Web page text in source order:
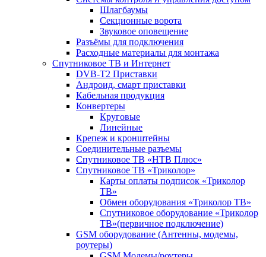
Шлагбаумы
Секционные ворота
Звуковое оповещение
Разъёмы для подключения
Расходные материалы для монтажа
Спутниковое ТВ и Интернет
DVB-Т2 Приставки
Андроид, смарт приставки
Кабельная продукция
Конвертеры
Круговые
Линейные
Крепеж и кронштейны
Соединительные разъемы
Спутниковое ТВ «НТВ Плюс»
Спутниковое ТВ «Триколор»
Карты оплаты подписок «Триколор
ТВ»
Обмен оборудования «Триколор ТВ»
Спутниковое оборудование «Триколор
ТВ»(первичное подключение)
GSM оборудование (Антенны, модемы,
роутеры)